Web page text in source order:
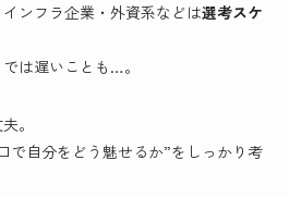
ンフラ企業・外資系などは選考スケ
は遅いことも…。
。
で自分をどう魅せるか”をしっかり考